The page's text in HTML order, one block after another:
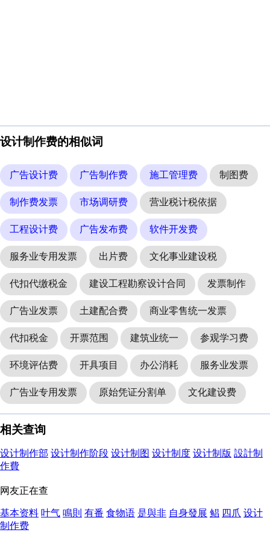
设计制作费的相似词
广告设计费 广告制作费 施工管理费 制图费
制作费发票 市场调研费 营业税计税依据
工程设计费 广告发布费 软件开发费
服务业专用发票 出片费 文化事业建设税
代扣代缴税金 建设工程勘察设计合同 发票制作
广告业发票 土建配合费 商业零售统一发票
代扣税金 开票范围 建筑业统一 参观学习费
环境评估费 开具项目 办公消耗 服务业发票
广告业专用发票 原始凭证分割单 文化建设费
相关查询
设计制作部 设计制作阶段 设计制图 设计制度 设计制版 設計制
作費
网友正在查
基本资料 叶气 鳴則 有番 食物语 是與非 自身發展 鲳 四爪 设计
制作费